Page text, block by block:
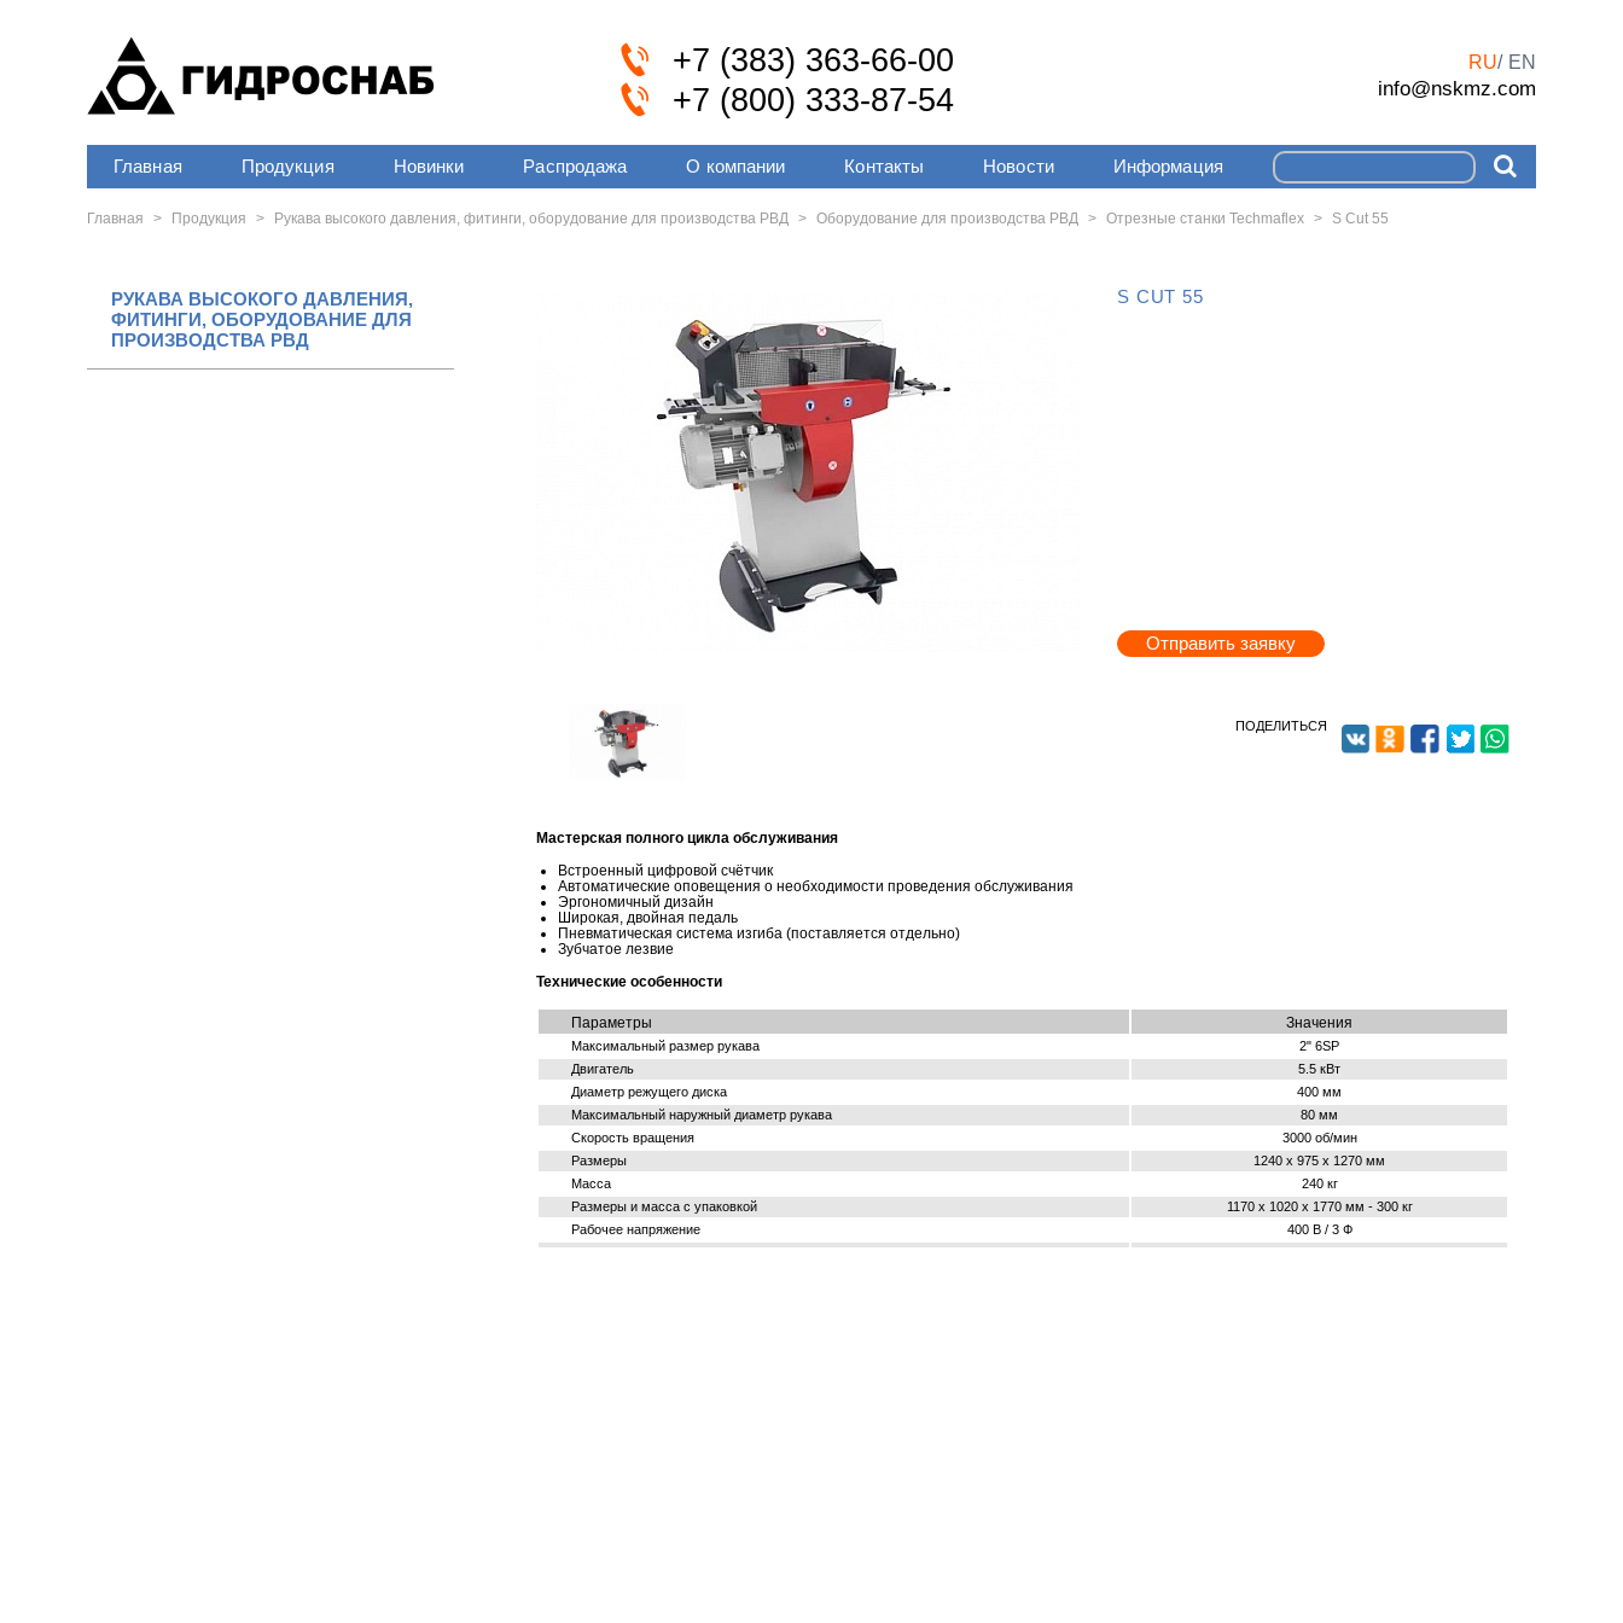
+7 (383) 363-66-00
+7 (800) 333-87-54
RU EN
info@nskmz.com
Главная Продукция Новинки Распродажа О компании Контакты Новости Информация
Главная > Продукция > Рукава высокого давления, фитинги, оборудование для производства РВД > Оборудование для производства РВД > Отрезные станки Techmaflex > S Cut 55
РУКАВА ВЫСОКОГО ДАВЛЕНИЯ,
ФИТИНГИ, ОБОРУДОВАНИЕ ДЛЯ
ПРОИЗВОДСТВА РВД
S CUT 55
Отправить заявку
ПОДЕЛИТЬСЯ
Ма­стер­ская пол­но­го цикла об­слу­жи­ва­ния
Встро­ен­ный циф­ро­вой счёт­чик
Ав­то­ма­ти­че­ские опо­ве­ще­ния о необ­хо­ди­мо­сти про­ве­де­ния об­слу­жи­ва­ния
Эр­го­но­мич­ный ди­зайн
Ши­ро­кая, двой­ная пе­даль
Пнев­ма­ти­че­ская си­сте­ма из­ги­ба (по­став­ля­ет­ся от­дель­но)
Зуб­ча­тое лез­вие
Тех­ни­че­ские осо­бен­но­сти
Па­ра­мет­ры Зна­че­ния
Мак­си­маль­ный раз­мер ру­ка­ва
2" 6SP
Дви­га­тель
5.5 кВт
Диа­метр ре­жу­ще­го диска
400 мм
Мак­си­маль­ный на­руж­ный диа­метр ру­ка­ва
80 мм
Ско­рость вра­ще­ния
3000 об/мин
Раз­ме­ры
1240 x 975 x 1270 мм
Масса
240 кг
Раз­ме­ры и масса с упа­ков­кой
1170 x 1020 x 1770 мм - 300 кг
Ра­бо­чее на­пря­же­ние
400 В / 3 Ф